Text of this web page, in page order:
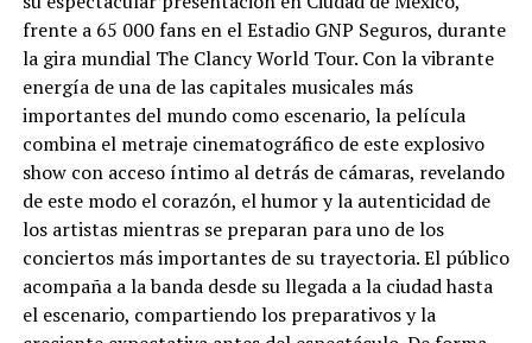
frente a 65 000 fans en el Estadio GNP Seguros, durante
la gira mundial The Clancy World Tour. Con la vibrante
energía de una de las capitales musicales más
importantes del mundo como escenario, la película
combina el metraje cinematográfico de este explosivo
show con acceso íntimo al detrás de cámaras, revelando
de este modo el corazón, el humor y la autenticidad de
los artistas mientras se preparan para uno de los
conciertos más importantes de su trayectoria. El público
acompaña a la banda desde su llegada a la ciudad hasta
el escenario, compartiendo los preparativos y la